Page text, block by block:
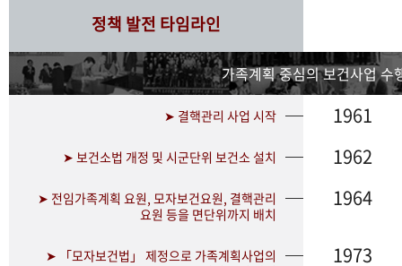
정책 발전 타임라인
가족계획 중심의 보건사업 수
➤ 결핵관리 사업 시작 1961
➤ 보건소법 개정 및 시군단위 보건소 설치 1962
➤ 전임가족계획 요원, 모자보건요원, 결핵관리
요원 등을 면단위까지 배치
1964
➤ 「모자보건법」 제정으로 가족계획사업의
1973